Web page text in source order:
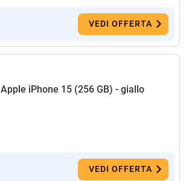
VEDI OFFERTA
Apple iPhone 15 (256 GB) - giallo
VEDI OFFERTA